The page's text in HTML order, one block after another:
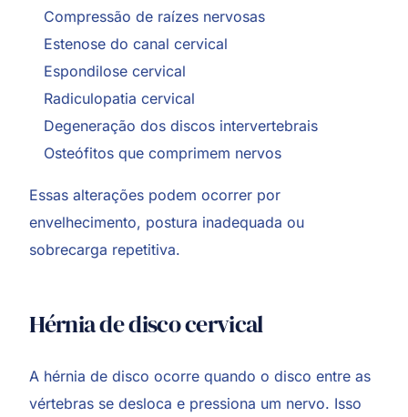
Compressão de raízes nervosas
Estenose do canal cervical
Espondilose cervical
Radiculopatia cervical
Degeneração dos discos intervertebrais
Osteófitos que comprimem nervos
Essas alterações podem ocorrer por
envelhecimento, postura inadequada ou
sobrecarga repetitiva.
Hérnia de disco cervical
A hérnia de disco ocorre quando o disco entre as
vértebras se desloca e pressiona um nervo. Isso